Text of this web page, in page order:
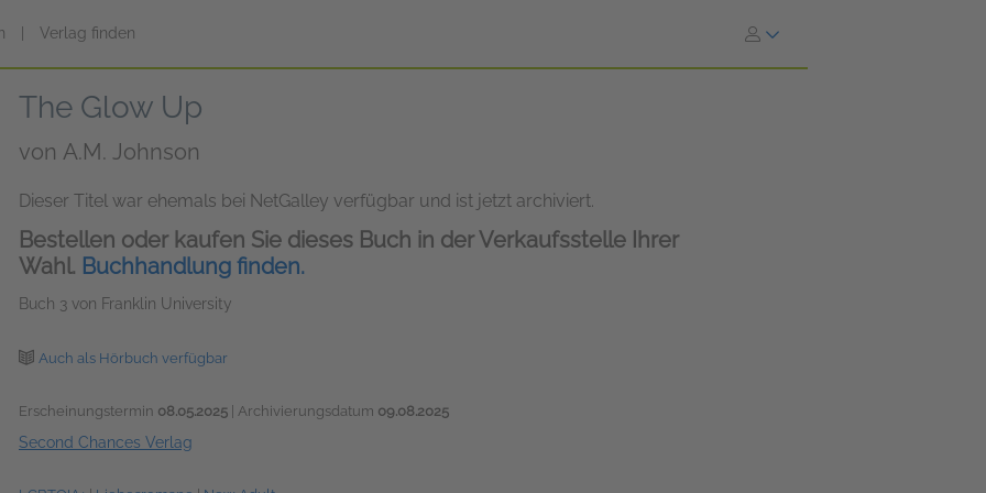
Verlag finden
The Glow Up
von A.M. Johnson
Dieser Titel war ehemals bei NetGalley verfügbar und ist jetzt archiviert.
Bestellen oder kaufen Sie dieses Buch in der Verkaufsstelle Ihrer
Wahl. Buchhandlung finden.
Buch 3 von Franklin University
Auch als Hörbuch verfügbar
Erscheinungstermin 08.05.2025 | Archivierungsdatum 09.08.2025
Second Chances Verlag